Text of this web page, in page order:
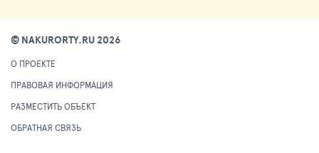
© NAKURORTY.RU 2026
О ПРОЕКТЕ
ПРАВОВАЯ ИНФОРМАЦИЯ
РАЗМЕСТИТЬ ОБЪЕКТ
ОБРАТНАЯ СВЯЗЬ